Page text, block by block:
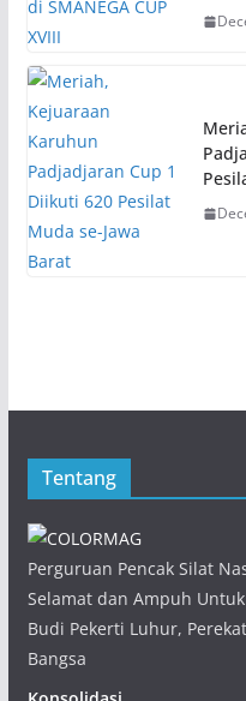
Tentang
Perguruan Pencak Silat
Selamat dan Ampuh
Budi Pekerti Luhur,
Bangsa